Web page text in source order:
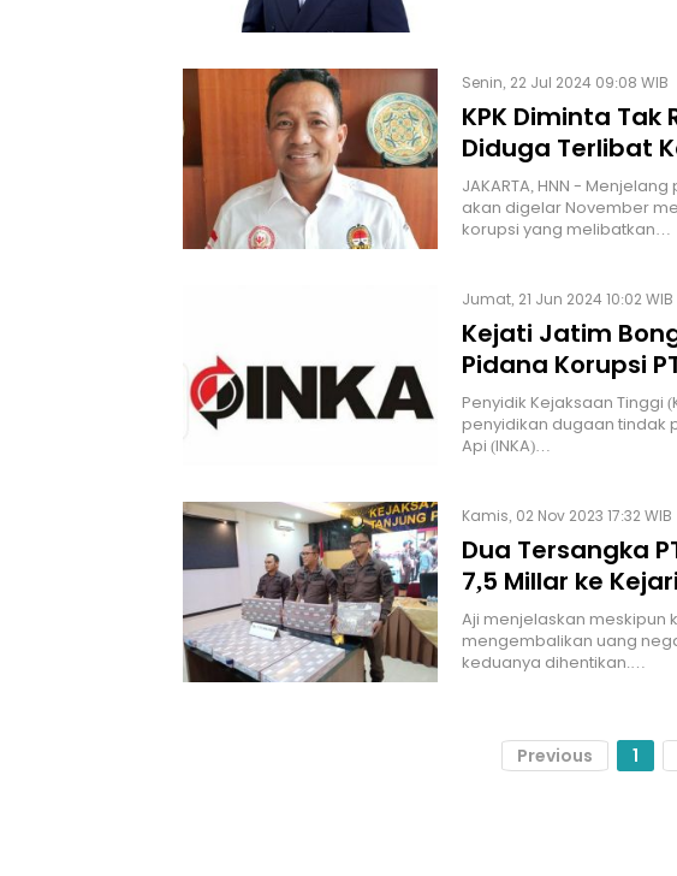
Senin, 22 Jul 2024 09:08 WIB
KPK Diminta Tak
Diduga Terlibat
JAKARTA, HNN -
akan digelar November
korupsi yang melibatkan…
Jumat, 21 Jun 2024 10:02 WIB
Kejati Jatim
Pidana Korupsi
Penyidik Kejaksaan Tinggi
penyidikan dugaan tindak
Api (INKA)…
Kamis, 02 Nov 2023 17:32 WIB
Dua Tersangka
7,5 Millar ke
Aji menjelaskan meskipun
mengembalikan uang
keduanya dihentikan.…
Previous 1